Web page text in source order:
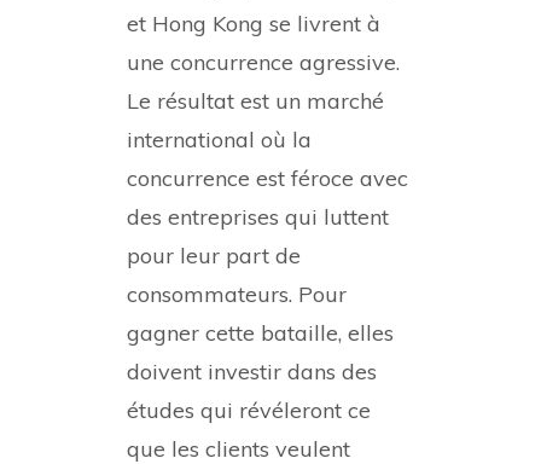
et Hong Kong se livrent à
une concurrence agressive.
Le résultat est un marché
international où la
concurrence est féroce avec
des entreprises qui luttent
pour leur part de
consommateurs. Pour
gagner cette bataille, elles
doivent investir dans des
études qui révéleront ce
que les clients veulent